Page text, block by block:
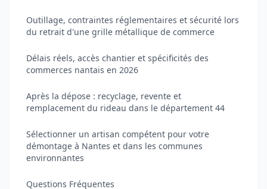
Outillage, contraintes réglementaires et sécurité lors
du retrait d'une grille métallique de commerce
Délais réels, accès chantier et spécificités des
commerces nantais en 2026
Après la dépose : recyclage, revente et
remplacement du rideau dans le département 44
Sélectionner un artisan compétent pour votre
démontage à Nantes et dans les communes
environnantes
Questions Fréquentes